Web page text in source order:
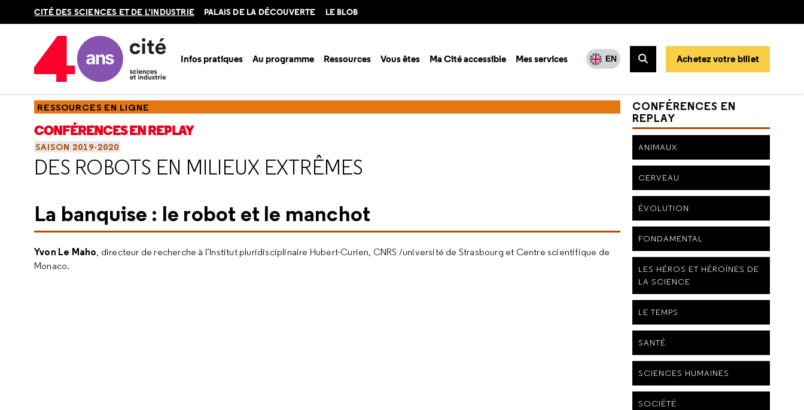
CITÉ DES SCIENCES ET DE L'INDUSTRIE PALAIS DE LA DÉCOUVERTE LE BLOB
Infos pratiques Au programme Ressources Vous êtes Ma Cité accessible Mes services EN
Rechercher
Achetez votre billet
Accueil Ressources
RESSOURCES EN LIGNE
CONFÉRENCES EN REPLAY
SAISON 2019-2020
DES ROBOTS EN MILIEUX EXTRÊMES
La banquise : le robot et le manchot
Yvon Le Maho, directeur de recherche à l’Institut pluridisciplinaire Hubert-Curien, CNRS /université de Strasbourg et Centre scientifique de
Monaco.
CONFÉRENCES EN
REPLAY
ANIMAUX
CERVEAU
ÉVOLUTION
FONDAMENTAL
LES HÉROS ET HÉROÏNES DE
LA SCIENCE
LE TEMPS
SANTÉ
SCIENCES HUMAINES
SOCIÉTÉ